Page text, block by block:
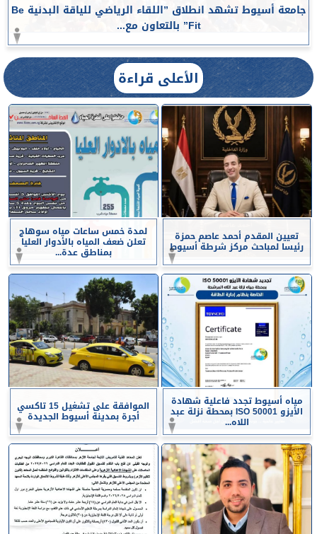
جامعة أسيوط تشهد انطلاق ”اللقاء الرياضي للياقة البدنية Be
Fit” بالتعاون مع...
الأعلى قراءة
تعيين المقدم أحمد عاصم حمزة
رئيسا لمباحث مركز شرطة أسيوط
لمدة خمس ساعات مياه سوهاج
تعلن ضعف المياه بالأدوار العليا
بمناطق عدة...
مياه أسيوط تجدد فاعلية شهادة
الأيزو ISO 50001 بمحطة نزلة عبد
اللاه...
الموافقة على تشغيل 15 تاكسي
أجرة بمدينة أسيوط الجديدة